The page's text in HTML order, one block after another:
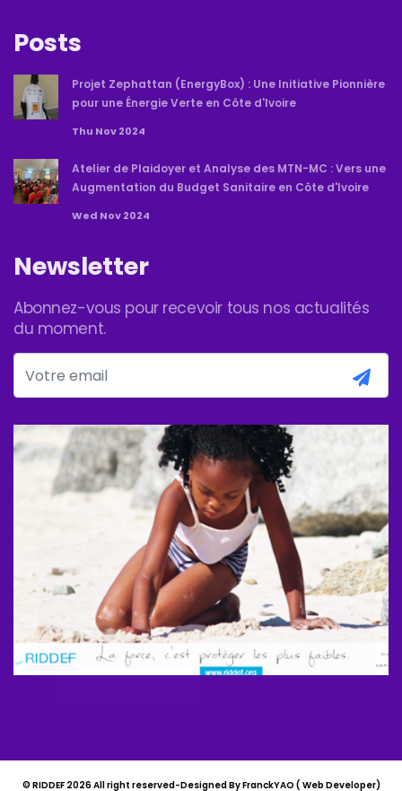
Posts
Projet Zephattan (EnergyBox) : Une Initiative Pionnière
pour une Énergie Verte en Côte d'Ivoire
Thu Nov 2024
Atelier de Plaidoyer et Analyse des MTN-MC : Vers une
Augmentation du Budget Sanitaire en Côte d'Ivoire
Wed Nov 2024
Newsletter
Abonnez-vous pour recevoir tous nos actualités
du moment.
© RIDDEF 2026 All right reserved-Designed By FranckYAO ( Web Developer)
X
Cookies et confidentialité
Ce site Web utilise des cookies pour vous garantir
la meilleure expérience sur notre site Web.Plus
d'information